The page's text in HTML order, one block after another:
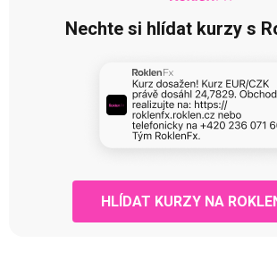
Nechte si hlídat kurzy s
HLÍDAT KURZY NA